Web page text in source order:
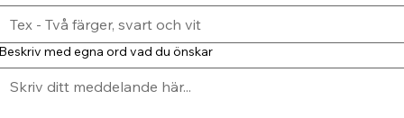
med egna ord vad du önskar